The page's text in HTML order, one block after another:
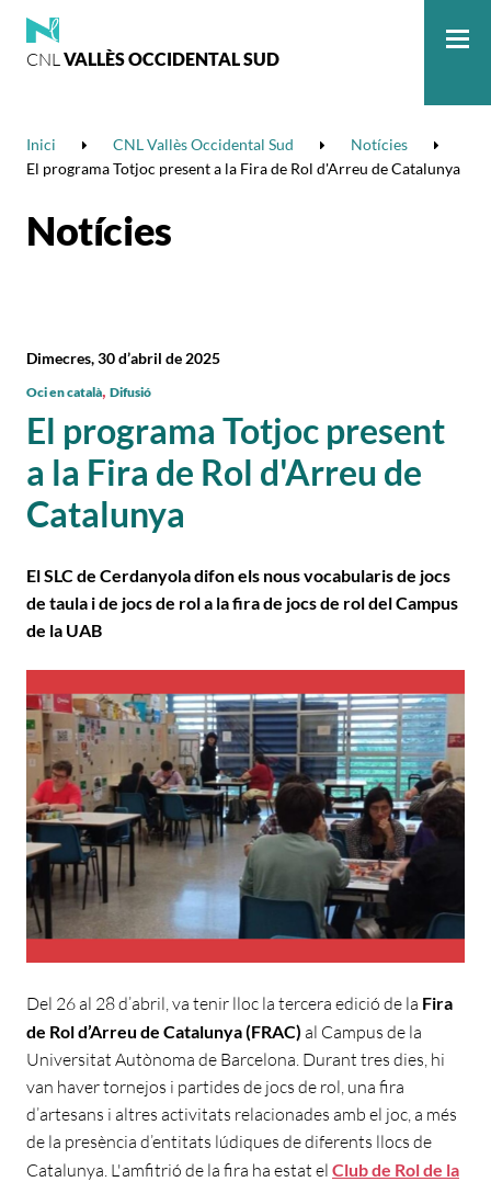
CNLVALLÈS OCCIDENTAL SUD
Inici CNL Vallès Occidental Sud
Notícies
El programa Totjoc present a la Fira de Rol d'Arreu de Catalunya
Notícies
El programa Totjoc present
a la Fira de Rol d'Arreu de
Catalunya
Dimecres, 30 d’abril de 2025
Oci en català, Difusió
El SLC de Cerdanyola difon els nous vocabularis de jocs
de taula i de jocs de rol a la fira de jocs de rol del Campus
de la UAB
Del 26 al 28 d’abril, va tenir lloc la tercera edició de la Fira
de Rol d’Arreu de Catalunya (FRAC) al Campus de la
Universitat Autònoma de Barcelona. Durant tres dies, hi
van haver tornejos i partides de jocs de rol, una fira
d’artesans i altres activitats relacionades amb el joc, a més
de la presència d’entitats lúdiques de diferents llocs de
Catalunya. L'amfitrió de la fira ha estat el Club de Rol de la